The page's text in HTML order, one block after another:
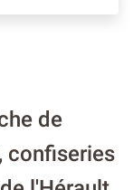
de
confiseries